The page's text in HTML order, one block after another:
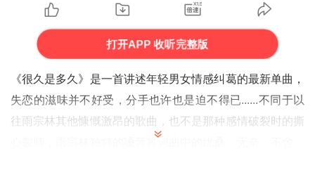
打开APP 收听完整版
《很久是多久》是一首讲述年轻男女情感纠葛的最新单曲，
失恋的滋味并不好受，分手也许也是迫不得已......不同于以
往雨宗林其他慷慨激昂的歌曲，也不是那种感情破裂时的撕